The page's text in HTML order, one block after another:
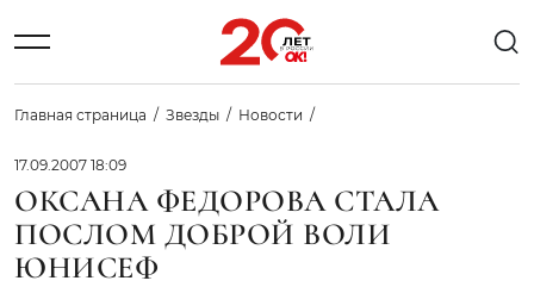
Главная страница Звезды Новости
17.09.2007 18:09
ОКСАНА ФЕДОРОВА СТАЛА
ПОСЛОМ ДОБРОЙ ВОЛИ
ЮНИСЕФ